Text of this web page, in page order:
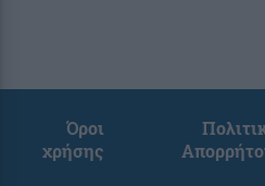
Όροι
χρήσης